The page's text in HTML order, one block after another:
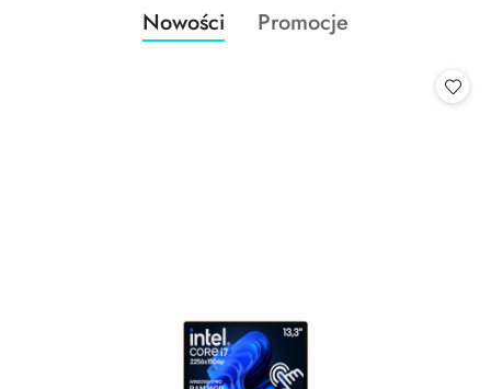
Pomiń karuzelę produktów
Produkty
o
Nowości
Produkty
Promocje